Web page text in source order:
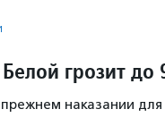
грозит до
наказании